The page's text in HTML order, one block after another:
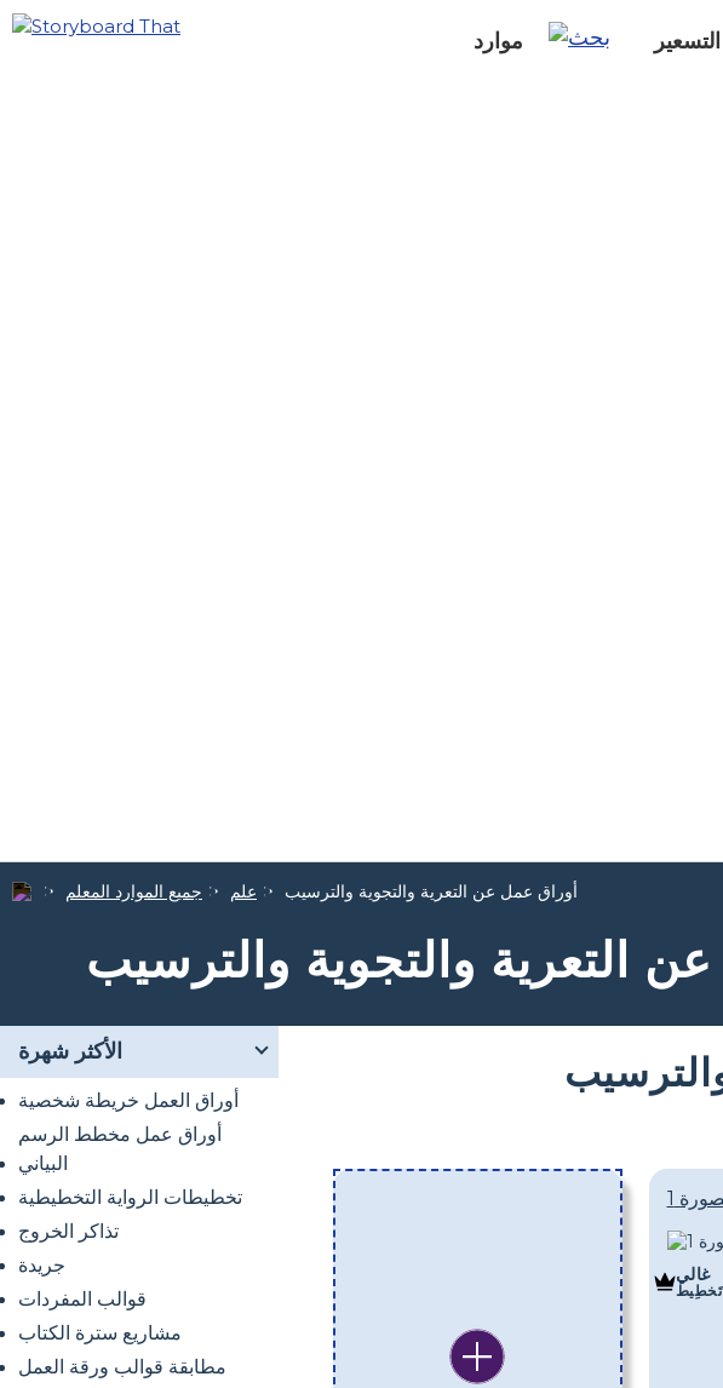
موارد التسعير
جميع الموارد المعلم علم أوراق عمل عن التعرية والتجوية والترسيب
التعرية والتجوية والترسيب
الأكثر شهرة
أوراق العمل خريطة شخصية
أوراق عمل مخطط الرسم
البياني
تخطيطات الرواية التخطيطية
تذاكر الخروج
جريدة
قوالب المفردات
مشاريع سترة الكتاب
مطابقة قوالب ورقة العمل
1
غالي
تَخطِيط